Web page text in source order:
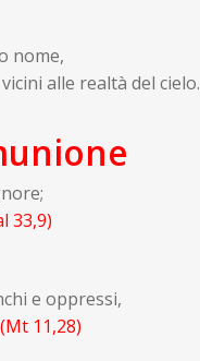
nome,
alle realtà del cielo.
33,9)
e oppressi,
(Mt 11,28)